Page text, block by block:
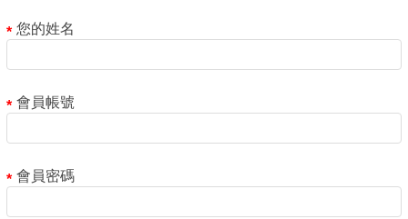
您的姓名
會員帳號
會員密碼